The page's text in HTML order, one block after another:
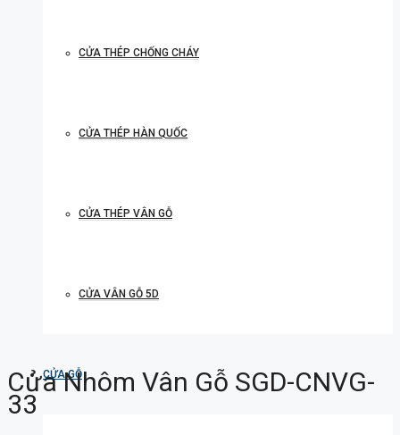
CỬA THÉP CHỐNG CHÁY
CỬA THÉP HÀN QUỐC
CỬA THÉP VÂN GỖ
CỬA VÂN GỖ 5D
CỬA GỖ
Cửa Nhôm Vân Gỗ SGD-CNVG-
33